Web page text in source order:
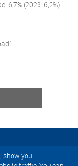
show you
6,7% (2023: 6,2%).